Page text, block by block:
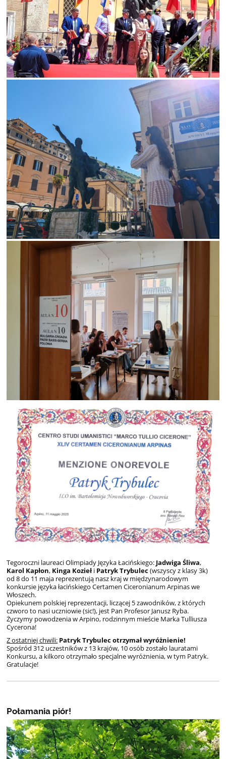
Tegoroczni laureaci Olimpiady Języka Łacińskiego: Jadwiga Śliwa,
Karol Kapłon, Kinga Kozieł i Patryk Trybulec(wszyscy z klasy 3k)
od 8 do 11 maja reprezentują nasz kraj w międzynarodowym
konkursie języka łacińskiego Certamen Ciceronianum Arpinas we
Włoszech.
Opiekunem polskiej reprezentacji, liczącej 5 zawodników, z których
czworo to nasi uczniowie (sic!), jest Pan Profesor Janusz Ryba.
Życzymy powodzenia w Arpino, rodzinnym mieście Marka Tulliusza
Cycerona!
Z ostatniej chwili: Patryk Trybulec otrzymał wyróżnienie!
Spośród 312 uczestników z 13 krajów, 10 osób zostało lauratami
Konkursu, a kilkoro otrzymało specjalne wyróżnienia, w tym Patryk.
Gratulacje!
Połamania piór!